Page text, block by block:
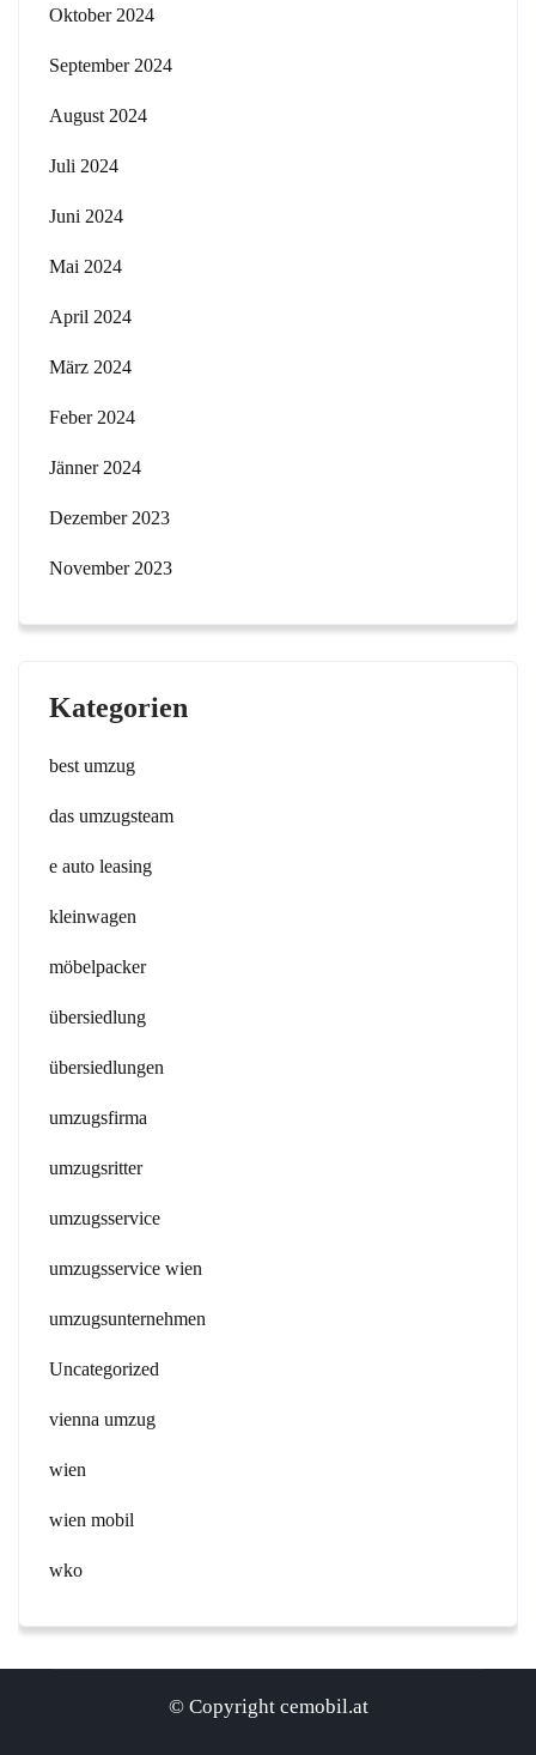
Oktober 2024
September 2024
August 2024
Juli 2024
Juni 2024
Mai 2024
April 2024
März 2024
Feber 2024
Jänner 2024
Dezember 2023
November 2023
Kategorien
best umzug
das umzugsteam
e auto leasing
kleinwagen
möbelpacker
übersiedlung
übersiedlungen
umzugsfirma
umzugsritter
umzugsservice
umzugsservice wien
umzugsunternehmen
Uncategorized
vienna umzug
wien
wien mobil
wko
© Copyright cemobil.at